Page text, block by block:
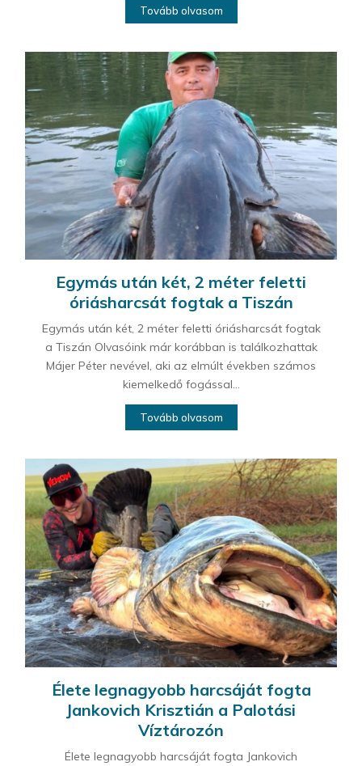
Tovább olvasom
Egymás után két, 2 méter feletti
óriásharcsát fogtak a Tiszán
Egymás után két, 2 méter feletti óriásharcsát fogtak
a Tiszán Olvasóink már korábban is találkozhattak
Májer Péter nevével, aki az elmúlt években számos
kiemelkedő fogással...
Tovább olvasom
Élete legnagyobb harcsáját fogta
Jankovich Krisztián a Palotási
Víztározón
Élete legnagyobb harcsáját fogta Jankovich